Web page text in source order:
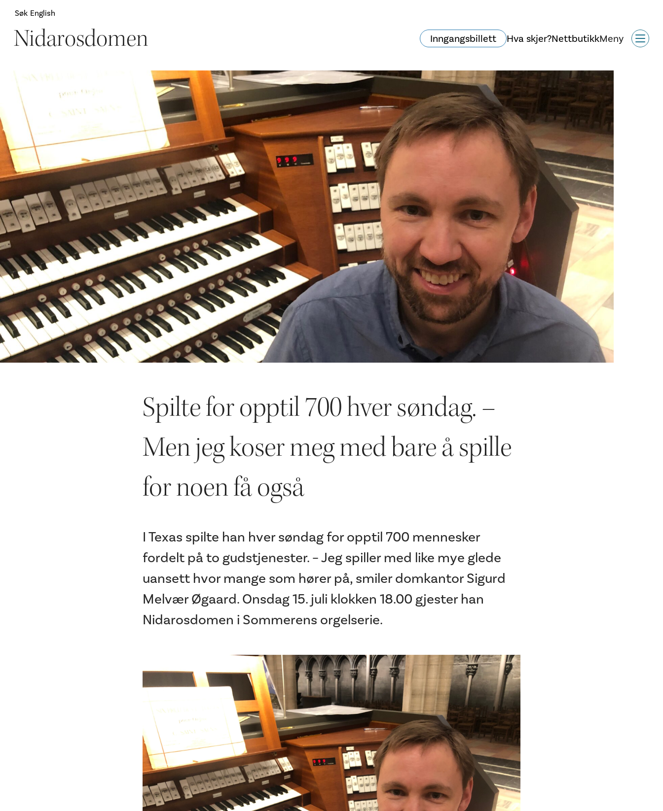
Søk English
Nidarosdomen Inngangsbillett Hva skjer?NettbutikkMeny
Spilte for opptil 700 hver søndag. –
Men jeg koser meg med bare å spille
for noen få også
​I Texas spilte han hver søndag for opptil 700 mennesker
fordelt på to gudstjenester. – Jeg spiller med like mye glede
uansett hvor mange som hører på, smiler domkantor Sigurd
Melvær Øgaard. Onsdag 15. juli klokken 18.00 gjester han
Nidarosdomen i Sommerens orgelserie.